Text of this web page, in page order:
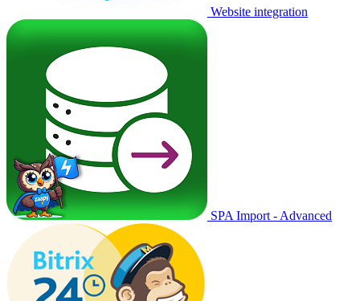
Website integration
SPA Import - Advanced